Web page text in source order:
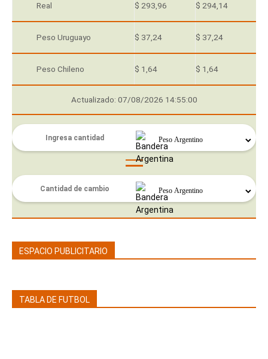
Real $ 293,96 $ 294,14
Peso Uruguayo $ 37,24 $ 37,24
Peso Chileno $ 1,64 $ 1,64
Actualizado: 07/08/2026 14:55:00
ESPACIO PUBLICITARIO
TABLA DE FUTBOL